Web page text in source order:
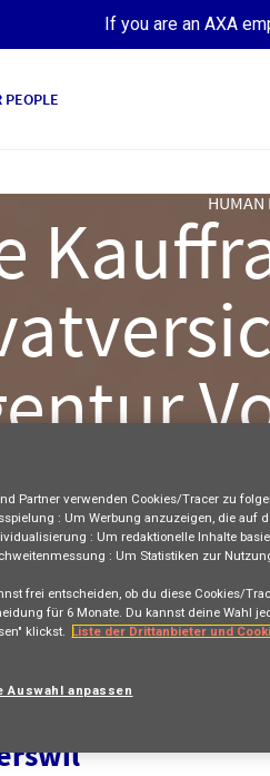
If you are an AXA
PEOPLE
HUMAN
AXA Switzerland
/ Kaufmann EFZ
2027
Partner verwenden Cookies/Tracer zu
: Um Werbung anzuzeigen, die auf
: Um redaktionelle Inhalte
: Um Statistiken zur
frei entscheiden, ob du diese Cookies/
für 6 Monate. Du kannst deine Wahl
klickst. Liste der Drittanbieter und
Auswahl anpassen